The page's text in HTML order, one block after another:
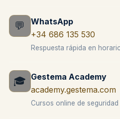
💬
WhatsApp
+34 686 135 530
Respuesta rápida en
🎓 Gestema Academy
academy.gestema.com
Cursos online de seguridad